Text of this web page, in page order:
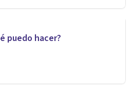
puedo hacer?